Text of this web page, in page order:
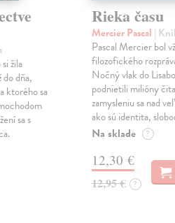
žila
do dňa,
ktorého sa
sa s
Rieka času
Mercier Pascal |
Pascal Mercier bol
filozofického
Nočný vlak do
podnietili milióny
zamysleniu sa nad
ako sú identita,
Na sklade ?
12,30 €
12,95 € ?